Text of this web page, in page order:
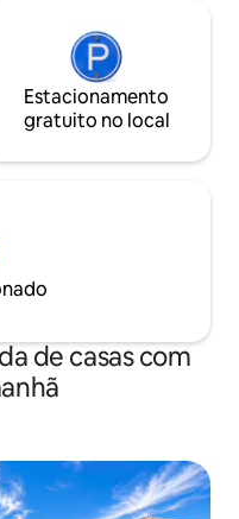
Estacionamento
gratuito no local
de casas com